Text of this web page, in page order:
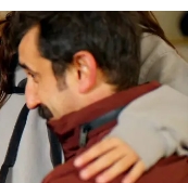
del colegio, Reha
felices y
les da un
y no hagan
, les dice con